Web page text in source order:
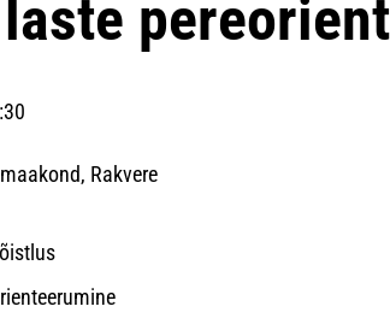
Rakvere